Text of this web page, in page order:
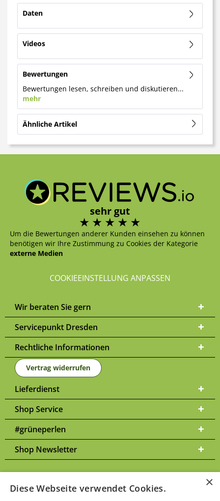
Daten
Videos
Bewertungen
Bewertungen lesen, schreiben und diskutieren...
mehr
Ähnliche Artikel
sehr gut
Um die Bewertungen anderer Kunden einsehen zu können
benötigen wir Ihre Zustimmung zu Cookies der Kategorie
externe Medien
COOKIEEINSTELLUNG ANPASSEN
Wir beraten Sie gern
Servicepunkt Dresden
Rechtliche Informationen
Vertrag widerrufen
Lieferdienst
Shop Service
#grüneperlen
Shop Newsletter
×
Diese Webseite verwendet Cookies.